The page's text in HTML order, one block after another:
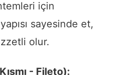
için
sayesinde et,
olur.
- Fileto):